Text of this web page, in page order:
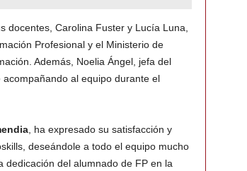
docentes, Carolina Fuster y Lucía Luna,
Profesional y el Ministerio de
Además, Noelia Ángel, jefa del
al equipo durante el
, ha expresado su satisfacción y
deseándole a todo el equipo mucho
dedicación del alumnado de FP en la